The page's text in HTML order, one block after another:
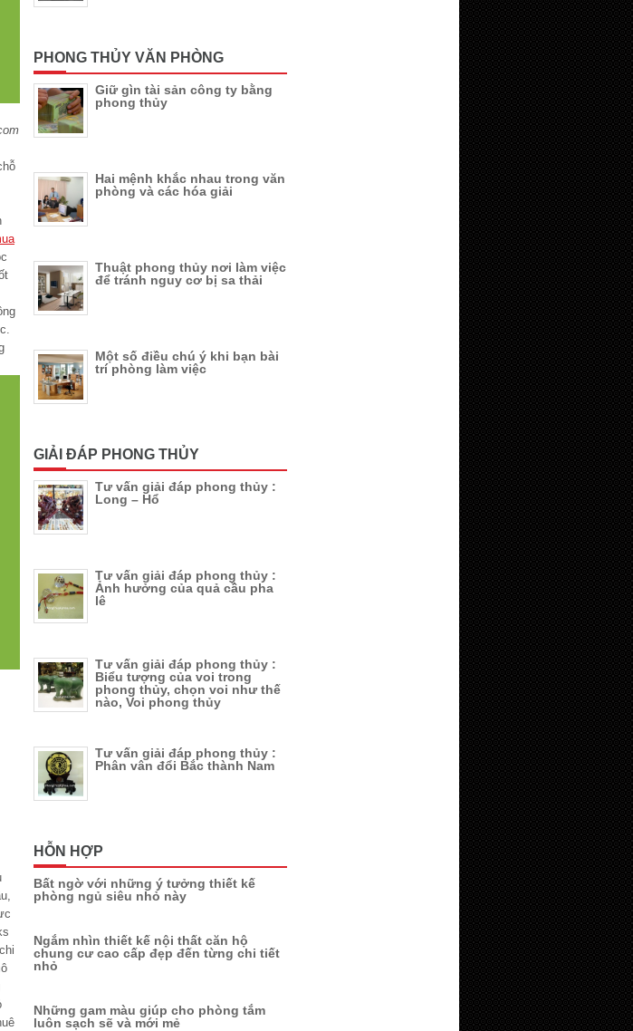
PHONG THỦY VĂN PHÒNG
Giữ gìn tài sản công ty bằng
phong thủy
Hai mệnh khắc nhau trong văn
phòng và các hóa giải
Thuật phong thủy nơi làm việc
để tránh nguy cơ bị sa thải
Một số điều chú ý khi bạn bài
trí phòng làm việc
GIẢI ĐÁP PHONG THỦY
Tư vấn giải đáp phong thủy :
Long – Hổ
Tư vấn giải đáp phong thủy :
Ảnh hưởng của quả cầu pha
lê
Tư vấn giải đáp phong thủy :
Biểu tượng của voi trong
phong thủy, chọn voi như thế
nào, Voi phong thủy
Tư vấn giải đáp phong thủy :
Phân vân đổi Bắc thành Nam
HỖN HỢP
Bất ngờ với những ý tưởng thiết kế
phòng ngủ siêu nhỏ này
Ngắm nhìn thiết kế nội thất căn hộ
chung cư cao cấp đẹp đến từng chi tiết
nhỏ
Những gam màu giúp cho phòng tắm
luôn sạch sẽ và mới mẻ